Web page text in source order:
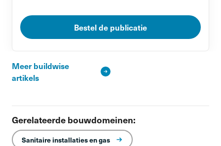
Bestel de publicatie
Meer buildwise
artikels
Gerelateerde bouwdomeinen:
Sanitaire installaties en gas